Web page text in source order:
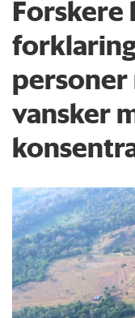
Forskere
personer
vansker